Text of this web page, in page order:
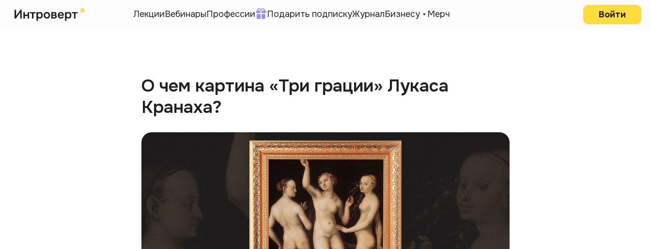
ЛекцииВебинарыПрофессии Подарить подпискуЖурналБизнесу Мерч Войти
О чем картина «Три грации» Лукаса
Кранаха?